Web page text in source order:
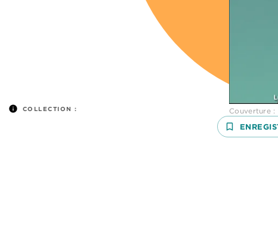
info
COLLECTION :
Couverture
bookmark_border